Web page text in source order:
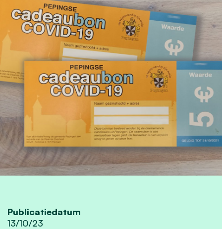
Publicatiedatum
13/10/23